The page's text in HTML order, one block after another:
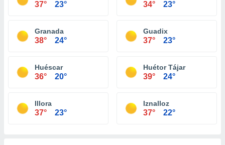
37° 23° 34° 23°
Granada
38° 24°
Guadix
37° 23°
Huéscar
36° 20°
Huétor Tájar
39° 24°
Illora
37° 23°
Iznalloz
37° 22°